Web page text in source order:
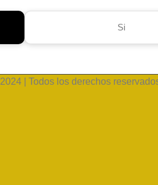
Si
2024 | Todos los derechos